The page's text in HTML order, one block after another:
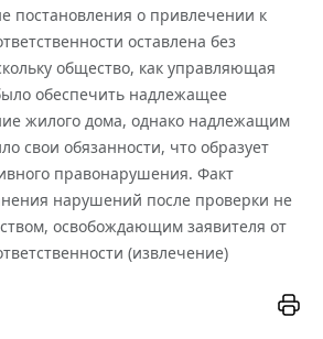
постановления о привлечении к
оставлена без
общество, как управляющая
обеспечить надлежащее
жилого дома, однако надлежащим
свои обязанности, что образует
правонарушения. Факт
нарушений после проверки не
освобождающим заявителя от
(извлечение)